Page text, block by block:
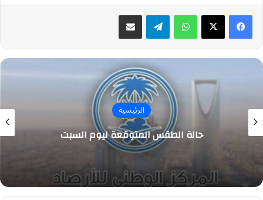
واتسابتيلقرام مشاركة عبر البريد
الرئيسية
حالة الطقس المتوقعة ليوم السبت